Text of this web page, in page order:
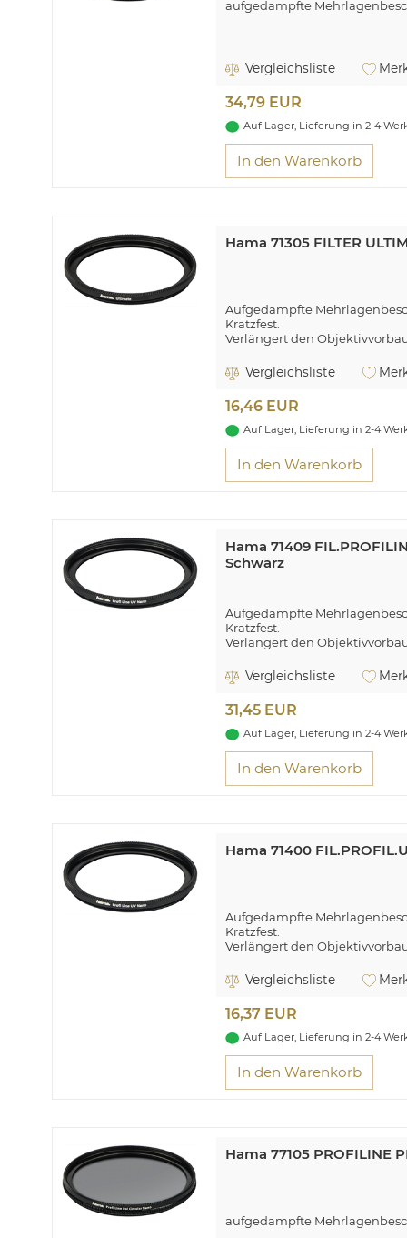
aufgedampfte
Vergleichsliste
34,79 EUR
Auf Lager, Lieferung in 2-4
In den Warenkorb
Hama 71305 FILTER
Aufgedampfte
Kratzfest.
Verlängert den
Güteklasse (Glas): optisches
Vergleichsliste
16,46 EUR
Auf Lager, Lieferung in 2-4
In den Warenkorb
Hama 71409
Schwarz
Aufgedampfte
Kratzfest.
Verlängert den
Vergleichsliste
31,45 EUR
Auf Lager, Lieferung in 2-4
In den Warenkorb
Hama 71400
Aufgedampfte
Kratzfest.
Verlängert den
Vergleichsliste
16,37 EUR
Auf Lager, Lieferung in 2-4
In den Warenkorb
Hama 77105 PROFILINE
aufgedampfte